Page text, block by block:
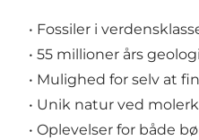
• Fossiler i
• 55 millioner års
• Mulighed for selv at
• Unik natur ved
• Oplevelser for både